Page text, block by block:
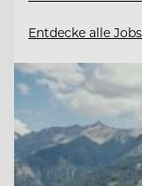
Entdecke alle Jobs